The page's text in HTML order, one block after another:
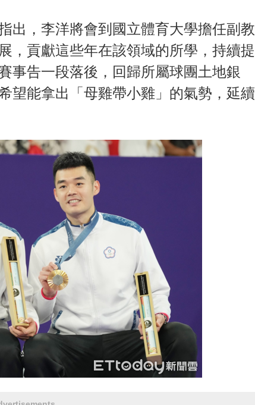
出，李洋將會到國立體育大學擔任副教
，貢獻這些年在該領域的所學，持續提
事告一段落後，回歸所屬球團土地銀
望能拿出「母雞帶小雞」的氣勢，延續